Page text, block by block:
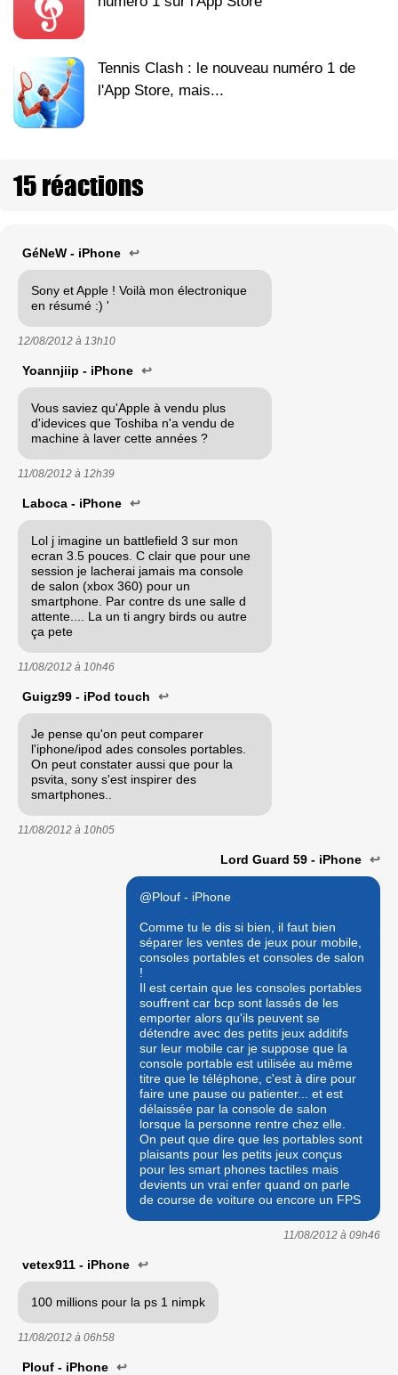
Tennis Clash : le nouveau numéro 1 de
l'App Store, mais...
15 réactions
GéNeW - iPhone ↩
Sony et Apple ! Voilà mon électronique
en résumé :) '
12/08/2012 à 13h10
Yoannjiip - iPhone ↩
Vous saviez qu'Apple à vendu plus
d'idevices que Toshiba n'a vendu de
machine à laver cette années ?
11/08/2012 à 12h39
Laboca - iPhone ↩
Lol j imagine un battlefield 3 sur mon
ecran 3.5 pouces. C clair que pour une
session je lacherai jamais ma console
de salon (xbox 360) pour un
smartphone. Par contre ds une salle d
attente.... La un ti angry birds ou autre
ça pete
11/08/2012 à 10h46
Guigz99 - iPod touch ↩
Je pense qu'on peut comparer
l'iphone/ipod ades consoles portables.
On peut constater aussi que pour la
psvita, sony s'est inspirer des
smartphones..
11/08/2012 à 10h05
Lord Guard 59 - iPhone ↩
@Plouf - iPhone
Comme tu le dis si bien, il faut bien
séparer les ventes de jeux pour mobile,
consoles portables et consoles de salon
!
Il est certain que les consoles portables
souffrent car bcp sont lassés de les
emporter alors qu'ils peuvent se
détendre avec des petits jeux additifs
sur leur mobile car je suppose que la
console portable est utilisée au même
titre que le téléphone, c'est à dire pour
faire une pause ou patienter... et est
délaissée par la console de salon
lorsque la personne rentre chez elle.
On peut que dire que les portables sont
plaisants pour les petits jeux conçus
pour les smart phones tactiles mais
devients un vrai enfer quand on parle
de course de voiture ou encore un FPS
11/08/2012 à 09h46
vetex911 - iPhone ↩
100 millions pour la ps 1 nimpk
11/08/2012 à 06h58
Plouf - iPhone ↩